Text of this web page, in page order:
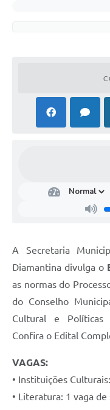
A Secretaria
Diamantina divulga o
as normas do
do Conselho
Cultural e Políticas
Confira o Edital
VAGAS:
• Instituições
• Literatura: 1 vaga